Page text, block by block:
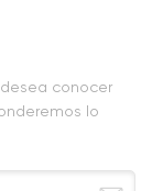
conocer
lo